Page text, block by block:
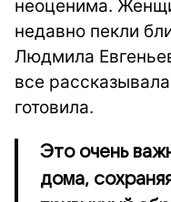
неоценима.
недавно пекли
Людмила
все
готовила.
Это очень
дома,